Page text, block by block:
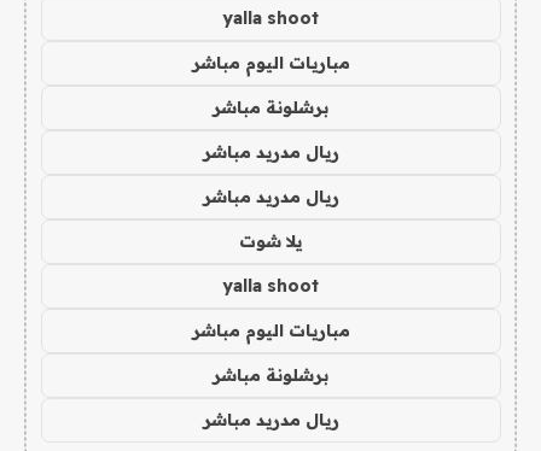
yalla shoot
مباريات اليوم مباشر
برشلونة مباشر
ريال مدريد مباشر
ريال مدريد مباشر
يلا شوت
yalla shoot
مباريات اليوم مباشر
برشلونة مباشر
ريال مدريد مباشر